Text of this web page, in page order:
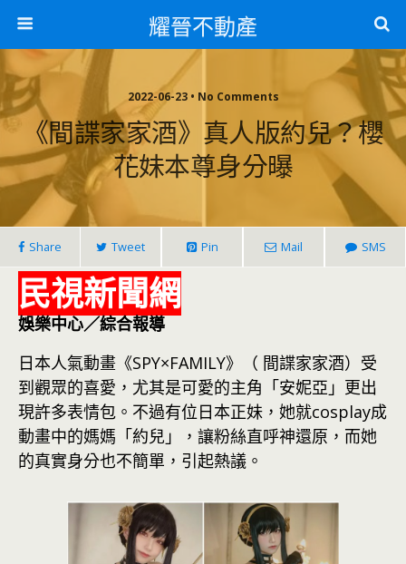
耀晉不動產
2022-06-23 • No Comments
《間諜家家酒》真人版約兒？櫻
花妹本尊身分曝
Share Tweet Pin Mail SMS
民視新聞網
娛樂中心／綜合報導
日本人氣動畫《SPY×FAMILY》（ 間諜家家酒）受
到觀眾的喜愛，尤其是可愛的主角「安妮亞」更出
現許多表情包。不過有位日本正妹，她就cosplay成
動畫中的媽媽「約兒」，讓粉絲直呼神還原，而她
的真實身分也不簡單，引起熱議。